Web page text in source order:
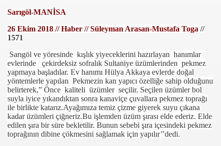
Sarıgöl-MANİSA
26 Ekim 2018 // Haber // Süleyman Arasan-Mustafa Toga //
1571
Sarıgöl ve yöresinde kışlık yiyeceklerini hazırlayan hanımlar
evlerinde çekirdeksiz sofralık Sultaniye üzümlerinden pekmez
yapmaya başladılar. Ev hanımı Hülya Akkaya evlerde doğal
yöntemlerle yapılan Pekmezin kan yapıcı özelliğe sahip olduğunu
belirterek,” Önce kaliteli üzümler seçilir. Seçilen üzümler bol
suyla iyice yıkandıktan sonra kanaviçe çuvallara pekmez toprağı
ile birlikte katarız.Ayağımıza temiz çizme giyerek suyu çıkana
kadar üzümleri çiğneriz.Bu işlemden üzüm şırası elde ederiz. Elde
edilen şıra bir süre bekletilir. Bunun sebebi şıra içesindeki pekmez
toprağının dibine çökmesini sağlamak için yapılır’’dedi.